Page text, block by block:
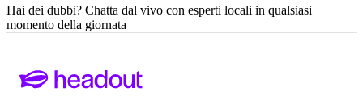
Hai dei dubbi? Chatta dal vivo con esperti locali in qualsiasi
momento della giornata